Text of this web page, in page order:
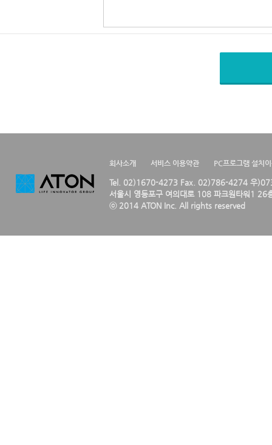
회사소개 서비스 이용약관 PC프로그램 설치
Tel. 02)1670-4273 Fax. 02)786-4274 우
서울시 영등포구 여의대로 108 파크원타워1 26
ⓒ 2014 ATON Inc. All rights reserved